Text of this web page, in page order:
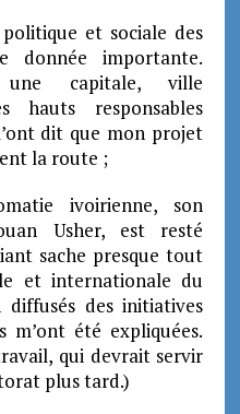
et sociale des
donnée importante.
capitale, ville
hauts responsables
dit que mon projet
la route ;
ivoirienne, son
Usher, est resté
sache presque tout
et internationale du
diffusés des initiatives
m’ont été expliquées.
qui devrait servir
plus tard.)